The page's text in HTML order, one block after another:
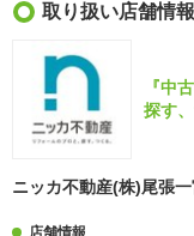
取り扱い店舗情報
『中
探す、
ニッカ不動産(株)尾張
店舗情報